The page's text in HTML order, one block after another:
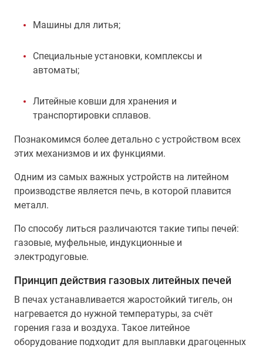
Машины для литья;
Специальные установки, комплексы и
автоматы;
Литейные ковши для хранения и
транспортировки сплавов.
Познакомимся более детально с устройством всех
этих механизмов и их функциями.
Одним из самых важных устройств на литейном
производстве является печь, в которой плавится
металл.
По способу литься различаются такие типы печей:
газовые, муфельные, индукционные и
электродуговые.
Принцип действия газовых литейных печей
В печах устанавливается жаростойкий тигель, он
нагревается до нужной температуры, за счёт
горения газа и воздуха. Такое литейное
оборудование подходит для выплавки драгоценных